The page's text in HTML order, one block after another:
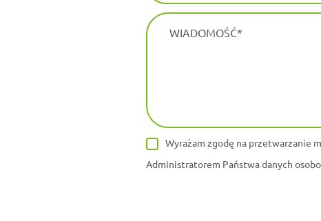
WIADOMOŚĆ
Wyrażam zgodę na przetwarzanie
Administratorem Państwa danych